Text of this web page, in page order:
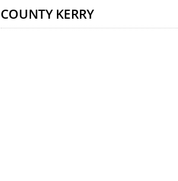
COUNTY KERRY